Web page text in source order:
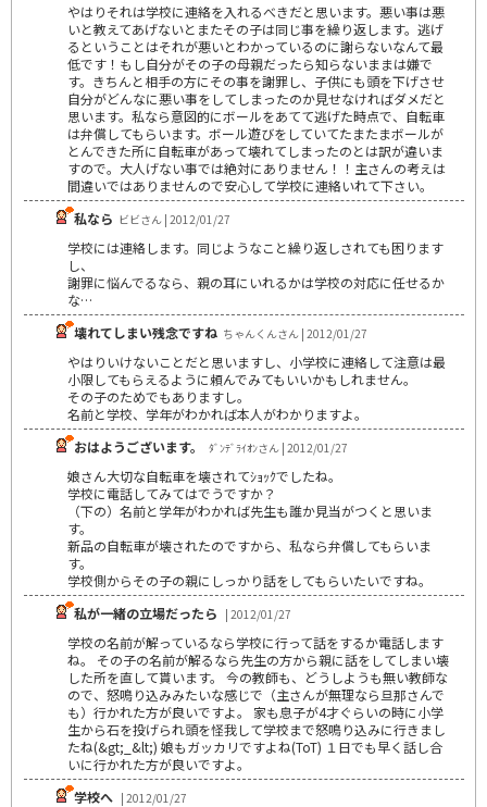
やはりそれは学校に連絡を入れるべきだと思います。悪い事は悪
いと教えてあげないとまたその子は同じ事を繰り返します。逃げ
るということはそれが悪いとわかっているのに謝らないなんて最
低です！もし自分がその子の母親だったら知らないままは嫌で
す。きちんと相手の方にその事を謝罪し、子供にも頭を下げさせ
自分がどんなに悪い事をしてしまったのか見せなければダメだと
思います。私なら意図的にボールをあてて逃げた時点で、自転車
は弁償してもらいます。ボール遊びをしていてたまたまボールが
とんできた所に自転車があって壊れてしまったのとは訳が違いま
すので。大人げない事では絶対にありません！！主さんの考えは
間違いではありませんので安心して学校に連絡いれて下さい。
私なら ビビさん | 2012/01/27
学校には連絡します。同じようなこと繰り返しされても困ります
し、
謝罪に悩んでるなら、親の耳にいれるかは学校の対応に任せるか
な…
壊れてしまい残念ですね ちゃんくんさん | 2012/01/27
やはりいけないことだと思いますし、小学校に連絡して注意は最
小限してもらえるように頼んでみてもいいかもしれません。
その子のためでもありますし。
名前と学校、学年がわかれば本人がわかりますよ。
おはようございます。
ﾀﾞﾝﾃﾞﾗｲｵﾝさん | 2012/01/27
娘さん大切な自転車を壊されてｼｮｯｸでしたね。
学校に電話してみてはでうですか？
（下の）名前と学年がわかれば先生も誰か見当がつくと思いま
す。
新品の自転車が壊されたのですから、私なら弁償してもらいま
す。
学校側からその子の親にしっかり話をしてもらいたいですね。
私が一緒の立場だったら | 2012/01/27
学校の名前が解っているなら学校に行って話をするか電話します
ね。 その子の名前が解るなら先生の方から親に話をしてしまい壊
した所を直して貰います。 今の教師も、どうしようも無い教師な
ので、怒鳴り込みみたいな感じで（主さんが無理なら旦那さんで
も）行かれた方が良いですよ。 家も息子が4才ぐらいの時に小学
生から石を投げられ頭を怪我して学校まで怒鳴り込みに行きまし
たね(&gt;_&lt;) 娘もガッカリですよね(ToT) １日でも早く話し合
いに行かれた方が良いですよ。
学校へ | 2012/01/27